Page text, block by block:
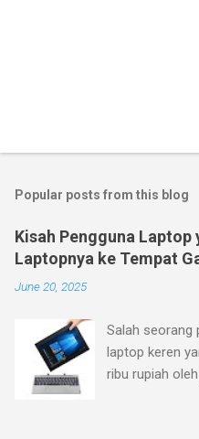
Popular posts from this blog
Kisah Pengguna
Laptopnya ke Tempat
June 20, 2025
Salah seorang
laptop keren
ribu rupiah
jadul